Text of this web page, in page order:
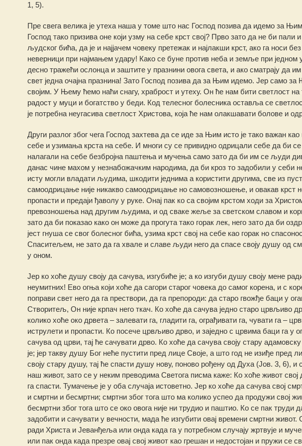
1, 5).
Пре свега велика је утеха наша у томе што нас Господ позива да идемо за
Господ тако призива оне који узму на себе крст свој? Прво зато да не би
људског бића, да је и најјачем човеку претежак и најлакши крст, ако га носи
неверници при најмањем удару! Како се буне против неба и земље при једном
десно тражећи ослонца и заштите у празнини овога света, и ако сматрају да
свет једна очајна празнина! Зато Господ позива да за Њим идемо. Јер само
својим. У Њему ћемо наћи снагу, храброст и утеху. Он ће нам бити светлост
радост у муци и богатство у беди. Код телесног болесника оставља се
је потребна неугасива светлост Христова, која ће нам олакшавати болове и
Други разлог због чега Господ захтева да се иде за Њим исто је тако важан
себе и узимања крста на себе. И многи су се привидно одрицали себе да би
налагали на себе безбројна паштења и мучења само зато да би им се људи
данас чине махом у незнабожачким народима, да би кроз то задобили у себи
исту могли владати људима, шкодити једнима а користити другима, све из
самоодрицање није никакво самоодрицање но самовозношење, и овакав крст
пропасти и предаји ђаволу у руке. Онај пак ко са својим крстом ходи за
превозношења над другим људима, и од сваке жеље за светском славом и
зато да би показао како он може да прогута тако горак лек, него зато да би
јест гнуша се свог болесног бића, узима крст свој на себе као горак но
Спаситељем, не зато да га хвале и славе људи него да спасе своју душу од
у оном.
Јер ко хоће душу своју да сачува, изгубиће је; а ко изгуби душу своју мене
неумитних! Ево огња који хоће да сагори старог човека до самог корена, и с
поправи свет него да га прествори, да га препороди: да старо гвожђе баци у
Створитељ, Он није крпач него ткач. Ко хоће да сачува једно старо црвљиво
колико хоће око дрвета – залевати га, гладити га, ограђивати га, чувати га –
иструлети и пропасти. Ко посече црвљиво дрво, и заједно с црвима баци га у
сачува од црви, тај ће сачувати дрво. Ко хоће да сачува своју стару
је; јер такву душу Бог неће пустити пред лице Своје, а што год не изиђе пред
своју стару душу, тај ће спасти душу нову, поново рођену од Духа (Јов. 3,
наш живот, зато се у неким преводима Светога писма каже: Ко хоће живот свој
га спасти. Тумачење је у оба случаја истоветно. Јер ко хоће да сачува свој
и смртни и бесмртни; смртни због тога што ма колико успео да продужи свој
бесмртни због тога што се око овога није ни трудио и паштио. Ко се пак труди
задобити и сачувати у вечности, мада ће изгубити овај времени смртни
ради Христа и Јеванђеља или онда када га у потребном случају жртвује и
или пак онда када презре овај свој живот као грешан и недостојан и пружи